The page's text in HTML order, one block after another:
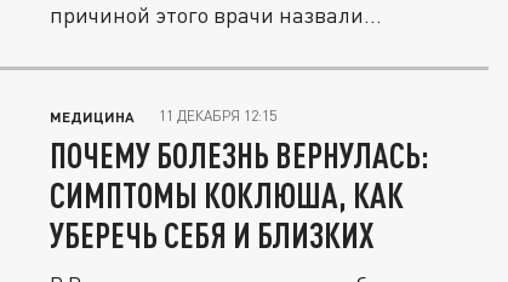
причиной этого врачи назвали...
МЕДИЦИНА 11 ДЕКАБРЯ 12:15
ПОЧЕМУ БОЛЕЗНЬ ВЕРНУЛАСЬ:
СИМПТОМЫ КОКЛЮША, КАК
УБЕРЕЧЬ СЕБЯ И БЛИЗКИХ